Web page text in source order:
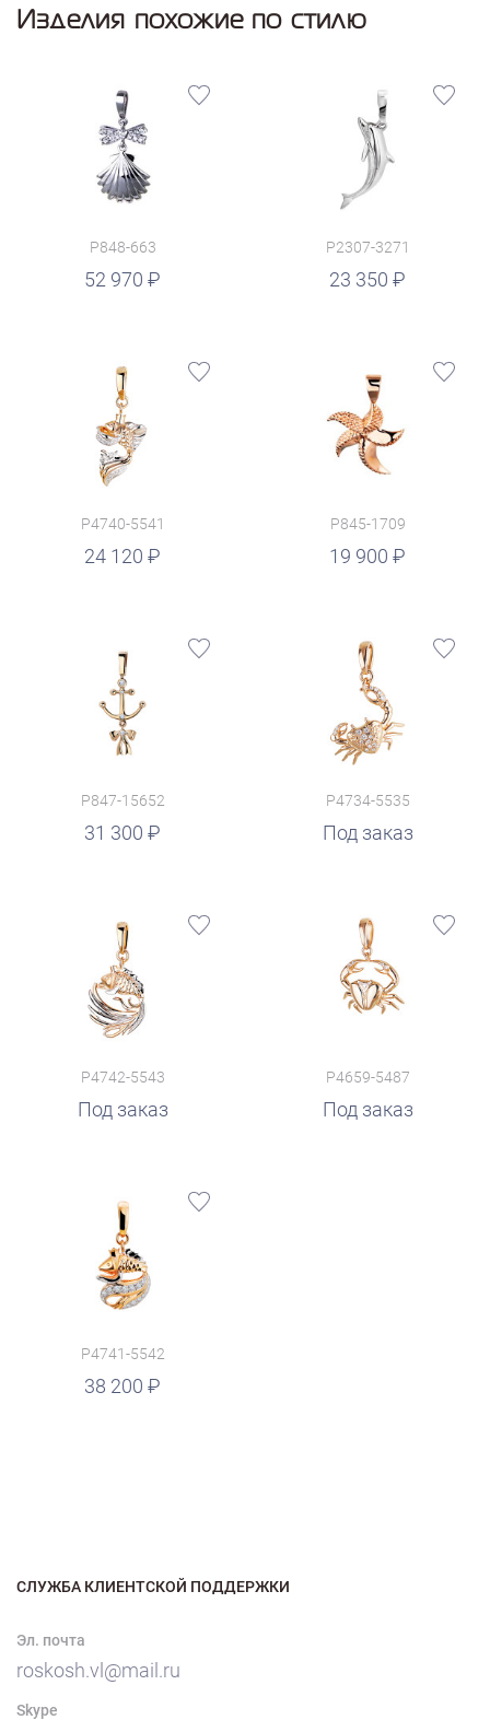
Изделия похожие по стилю
P848-663
52 970
P2307-3271
23 350
P4740-5541
24 120
P845-1709
19 900
P847-15652
31 300
P4734-5535
Под заказ
P4742-5543
Под заказ
P4659-5487
Под заказ
P4741-5542
38 200
СЛУЖБА КЛИЕНТСКОЙ ПОДДЕРЖКИ
Эл. почта
roskosh.vl@mail.ru
Skype